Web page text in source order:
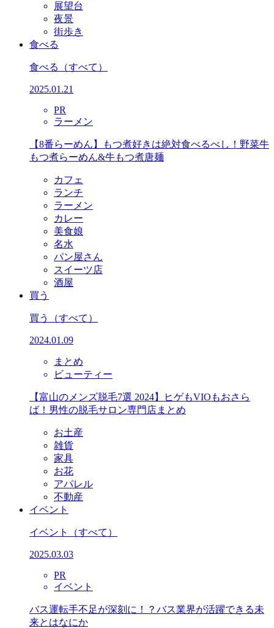
展望台
夜景
街歩き
食べる
食べる （すべて）
2025.01.21
PR
ラーメン
【8番らーめん】もつ煮好きは絶対食べるべし！野菜牛
もつ煮らーめん&牛もつ煮唐麺
カフェ
ランチ
ラーメン
カレー
美食娘
名水
パン屋さん
スイーツ店
酒屋
買う
買う （すべて）
2024.01.09
まとめ
ビューティー
【富山のメンズ脱毛7選 2024】ヒゲもVIOもおさら
ば！男性の脱毛サロン専門店まとめ
お土産
雑貨
家具
お花
アパレル
不動産
イベント
イベント （すべて）
2025.03.03
PR
イベント
バス運転手不足が深刻に！？バス業界が活躍できる未
来とはなにか